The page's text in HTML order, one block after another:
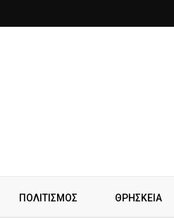
ΠΟΛΙΤΙΣΜΟΣ ΘΡΗΣΚΕΙΑ